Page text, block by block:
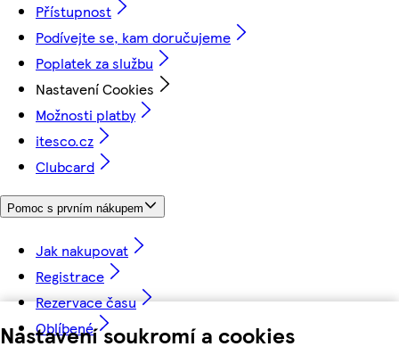
Nastavení soukromí a cookies
Přístupnost
Podívejte se, kam doručujeme
Poplatek za službu
Nastavení Cookies
Možnosti platby
itesco.cz
Clubcard
Pomoc s prvním nákupem
Jak nakupovat
Registrace
Rezervace času
Oblíbené